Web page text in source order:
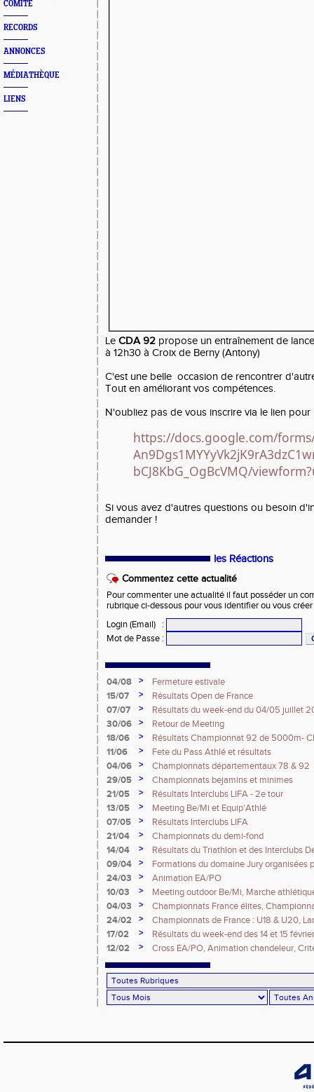
COMITÉ
RECORDS
ANNONCES
MÉDIATHÈQUE
LIENS
Le CDA 92 propose un entraînement de
à 12h30 à Croix de Berny (Antony)
C'est une belle occasion de rencontrer
Tout en améliorant vos compétences.
N'oubliez pas de vous inscrire via le lien pour
https://docs.google.com/
bCJ8KbG_OgBcVMQ/
Si vous avez d'autres questions ou besoin
demander !
les Réactions
Commentez cette actualité
Pour commenter une actualité il faut posséder un
rubrique ci-dessous pour vous identifier ou vous
Login (Email)
:
Mot de Passe :
04/08 >
Fermeture estivale
15/07
>
Résultats Open de France
07/07
>
Résultats du week-end du 04/05 juillet
30/06
>
Retour de Meeting
18/06
>
Résultats Championnat 92 de 5000m-
France Espoirs - Régionaux -
11/06 >
Fete du Pass Athlé et résultats
04/06
>
Championnats départementaux 78 & 92
29/05
>
Championnats bejamins et minimes
21/05
>
Résultats Interclubs LIFA - 2e tour
13/05
>
Meeting Be/Mi et Equip'Athlé
07/05
>
Résultats Interclubs LIFA
21/04
>
Championnats du demi-fond
14/04
>
Résultats du Triathlon et des Interclubs
09/04
>
Formations du domaine Jury organisées
24/03
>
Animation EA/PO
10/03
>
Meeting outdoor Be/Mi, Marche
04/03
>
Championnats France élites,
24/02
>
Championnats de France : U18 & U20,
Masters
17/02 >
Résultats du week-end des 14 et 15 février
12/02
>
Cross EA/PO, Animation chandeleur,